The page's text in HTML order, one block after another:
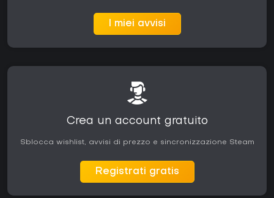
I miei avvisi
Crea un account gratuito
Sblocca wishlist, avvisi di prezzo e sincronizzazione Steam
Registrati gratis